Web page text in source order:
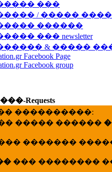
���
/ �����
������
��� newsletter
& �����
Facebook Page
Facebook group
Requests
����������:
����� ������
�������
��� ��������